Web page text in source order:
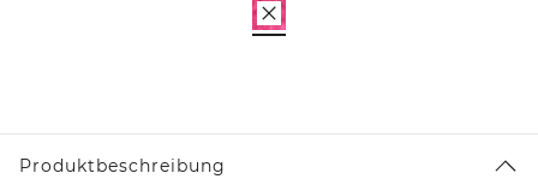
Produktbeschreibung